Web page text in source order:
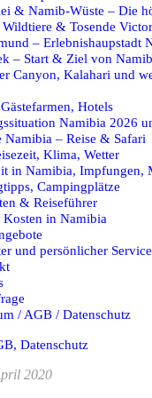
& Namib-Wüste – Die
& Tosende
– Erlebnishaupstadt
– Start & Ziel von
Canyon, Kalahari und
Hotels
Namibia 2026
Namibia – Reise & Safari
Klima, Wetter
in Namibia, Impfungen,
Campingplätze
& Reiseführer
Kosten in Namibia
und persönlicher Service
/ AGB / Datenschutz
Datenschutz
2020